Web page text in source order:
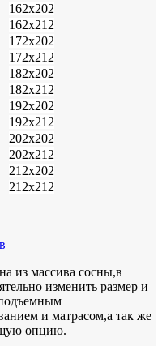
162х202
162х212
172х202
172х212
182х202
182х212
192х202
192х212
202х202
202х212
212х202
212х212
из массива сосны,в
изменить размер и
и матрасом,а так же
опцию.